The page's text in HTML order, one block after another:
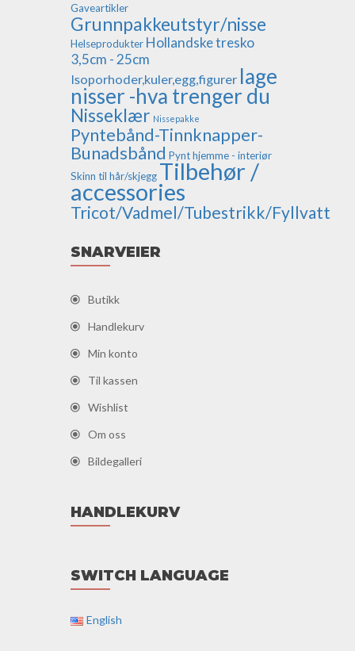
Gaveartikler
Grunnpakkeutstyr/nisse
Helseprodukter Hollandske tresko
3,5cm - 25cm
Isoporhoder,kuler,egg,figurer lage
nisser -hva trenger du
Nisseklær Nissepakke
Pyntebånd-Tinnknapper-
Bunadsbånd Pynt hjemme - interiør
Skinn til hår/skjegg Tilbehør /
accessories
Tricot/Vadmel/Tubestrikk/Fyllvatt
SNARVEIER
Butikk
Handlekurv
Min konto
Til kassen
Wishlist
Om oss
Bildegalleri
HANDLEKURV
SWITCH LANGUAGE
English